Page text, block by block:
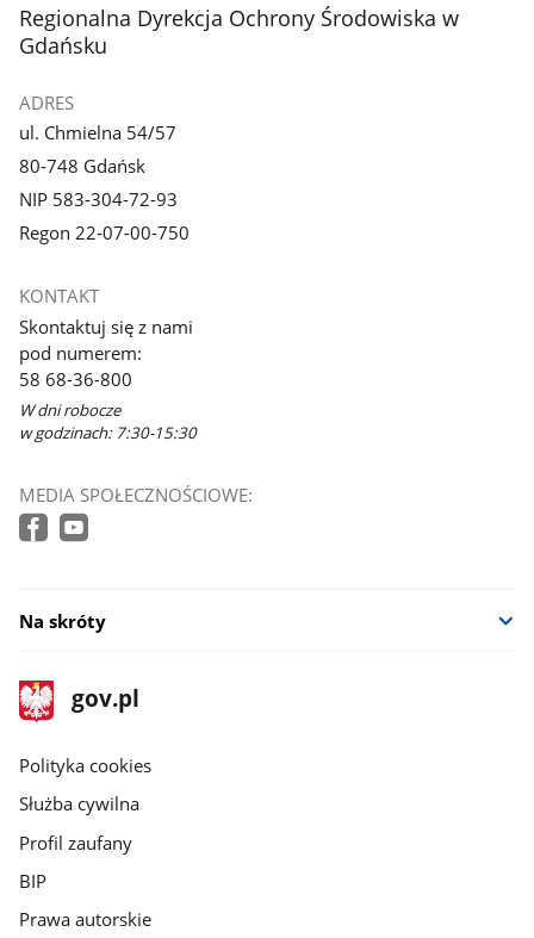
stopka
Regionalna Dyrekcja Ochrony Środowiska w
Gdańsku
ADRES
ul. Chmielna 54/57
80-748 Gdańsk
NIP 583-304-72-93
Regon 22-07-00-750
KONTAKT
Skontaktuj się z nami
pod numerem:
58 68-36-800
W dni robocze
w godzinach: 7:30-15:30
MEDIA SPOŁECZNOŚCIOWE:
Na skróty
stopka
gov.pl
Strona
gov.pl
gov.pl
Polityka cookies
Służba cywilna
Profil zaufany
BIP
Prawa autorskie